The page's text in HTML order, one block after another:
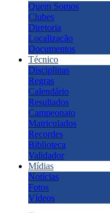
Quem Somos
Clubes
Diretoria
Localização
Documentos
Técnico
Disciplinas
Regras
Calendário
Resultados
Campeonato
Matriculados
Recordes
Biblioteca
Validador
Mídias
Notícias
Fotos
Vídeos